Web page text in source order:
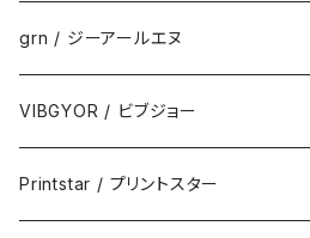
grn / ジーアールエヌ
VIBGYOR / ビブジョー
Printstar / プリントスター